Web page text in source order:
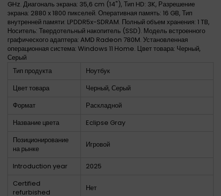
GHz. Диагональ экрана: 35,6 cm (14"), Тип HD: 3K, Разрешение
экрана: 2880 x 1800 пикселей. Оперативная память: 16 GB, Тип
внутренней памяти: LPDDR5x-SDRAM. Полный объем хранения: 1 TB,
Носитель: Твердотельный накопитель (SSD). Модель встроенного
графического адаптера: AMD Radeon 780M. Установленная
операционная система: Windows 11 Home. Цвет товара: Черный,
Серый
Тип продукта
Ноутбук
Цвет товара
Черный, Серый
Формат
Раскладной
Название цвета
Eclipse Gray
Позиционирование
на рынке
Игровой
Introduction year
2025
Certified
refurbished
Нет